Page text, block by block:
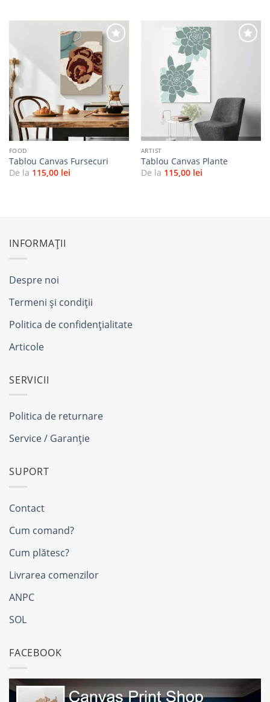
Adaugă
favorite
FOOD
Tablou Canvas Fursecuri
De la 115,00 lei
ARTIST
Tablou Canvas Plante
De la 115,00 lei
INFORMAȚII
Despre noi
Termeni și condiții
Politica de confidențialitate
Articole
SERVICII
Politica de returnare
Service / Garanție
SUPORT
Contact
Cum comand?
Cum plătesc?
Livrarea comenzilor
ANPC
SOL
FACEBOOK